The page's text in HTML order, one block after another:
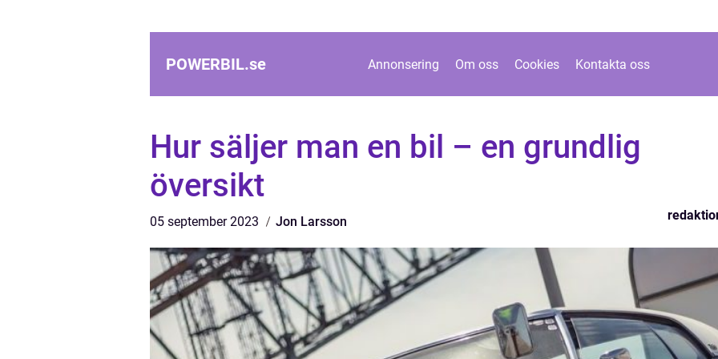
POWERBIL.se Annonsering Om oss Cookies Kontakta oss
Hur säljer man en bil – en grundlig
översikt
05 september 2023 Jon Larsson